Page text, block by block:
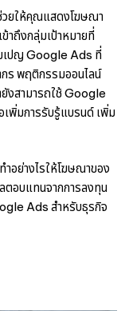
วยให้คุณแสดงโฆษณา
าถึงกลุ่มเป้าหมายที่
มเปญ Google Ads ที่
กร พฤติกรรมออนไลน์
ยังสามารถใช้ Google
พิ่มการรับรู้แบรนด์ เพิ่ม
ำอย่างไรให้โฆษณาของ
อบแทนจากการลงทุน
Ads สำหรับธุรกิจ